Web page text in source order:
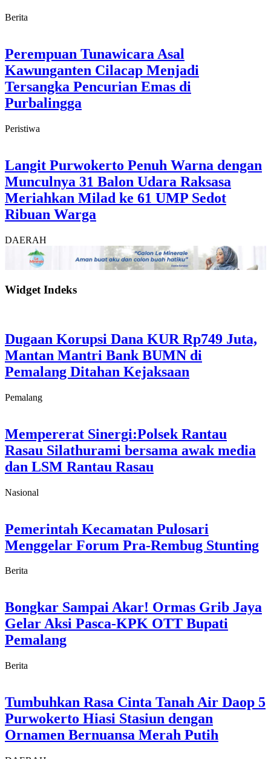
Berita
Perempuan Tunawicara Asal
Kawunganten Cilacap Menjadi
Tersangka Pencurian Emas di
Purbalingga
Peristiwa
Langit Purwokerto Penuh Warna dengan
Munculnya 31 Balon Udara Raksasa
Meriahkan Milad ke 61 UMP Sedot
Ribuan Warga
DAERAH
Widget Indeks
Dugaan Korupsi Dana KUR Rp749 Juta,
Mantan Mantri Bank BUMN di
Pemalang Ditahan Kejaksaan
Pemalang
Mempererat Sinergi:Polsek Rantau
Rasau Silathurami bersama awak media
dan LSM Rantau Rasau
Nasional
Pemerintah Kecamatan Pulosari
Menggelar Forum Pra-Rembug Stunting
Berita
Bongkar Sampai Akar! Ormas Grib Jaya
Gelar Aksi Pasca-KPK OTT Bupati
Pemalang
Berita
Tumbuhkan Rasa Cinta Tanah Air Daop 5
Purwokerto Hiasi Stasiun dengan
Ornamen Bernuansa Merah Putih